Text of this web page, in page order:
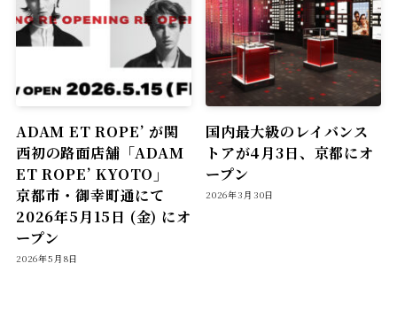
ADAM ET ROPE’ が関
西初の路面店舗「ADAM
ET ROPE’ KYOTO」
京都市・御幸町通にて
2026年5月15日 (金) にオ
ープン
2026年5月8日
国内最大級のレイバンス
トアが4月3日、京都にオ
ープン
2026年3月30日